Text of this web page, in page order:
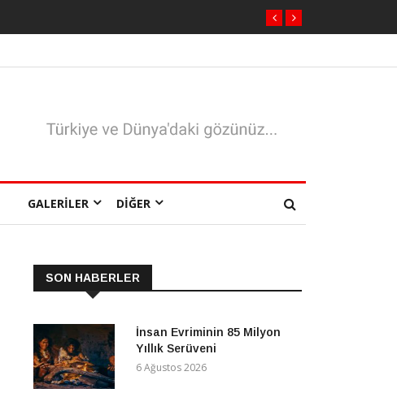
GALERILER DIĞER
SON HABERLER
İnsan Evriminin 85 Milyon
Yıllık Serüveni
6 Ağustos 2026